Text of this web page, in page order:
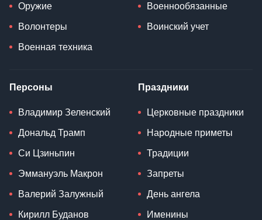
Оружие
Волонтеры
Военная техника
Военнообязанные
Воинский учет
Персоны
Владимир Зеленский
Дональд Трамп
Си Цзиньпин
Эммануэль Макрон
Валерий Залужный
Кирилл Буданов
Праздники
Церковные праздники
Народные приметы
Традиции
Запреты
День ангела
Именины